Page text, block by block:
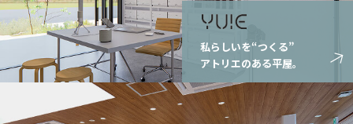
私らしいを“つくる”
アトリエのある平屋。